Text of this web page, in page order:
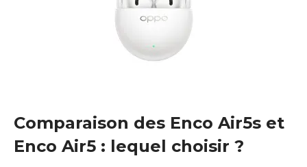
Comparaison des Enco Air5s et
Enco Air5 : lequel choisir ?